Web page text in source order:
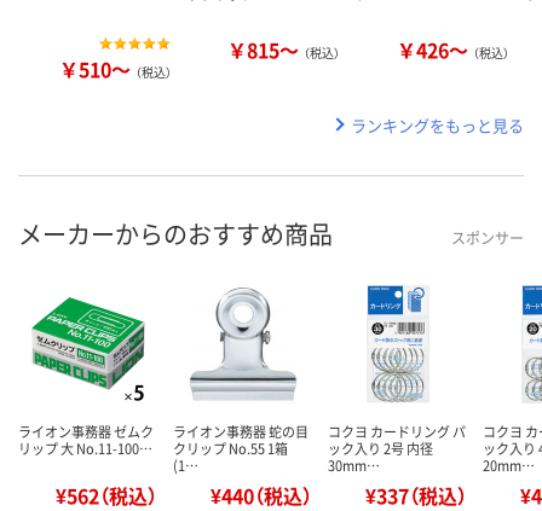
￥510～ （税込）
￥815～ （税込） ￥426～ （税込）
ランキングをもっと見る
メーカーからのおすすめ商品 スポンサー
ライオン事務器 ゼムク
リップ 大 No.11-100…
¥562（税込）
ライオン事務器 蛇の目
クリップ No.55 1箱
(1…
¥440（税込）
コクヨ カードリング パ
ック入り 2号 内径
30mm…
¥337（税込）
コクヨ
ック入り
20mm…